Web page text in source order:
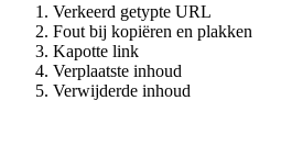
Verkeerd getypte URL
Fout bij kopiëren en plakken
Kapotte link
Verplaatste inhoud
Verwijderde inhoud